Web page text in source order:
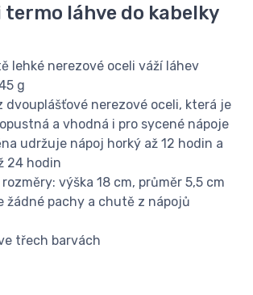
láhve do kabelky
lehké nerezové oceli váží láhev
g
dvouplášťové nerezové oceli, která je
a vhodná i pro sycené nápoje
udržuje nápoj horký až 12 hodin a
24 hodin
výška 18 cm, průměr 5,5 cm
žádné pachy a chutě z nápojů
třech barvách